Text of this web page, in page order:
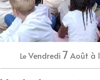
LeVendredi 7 Août à